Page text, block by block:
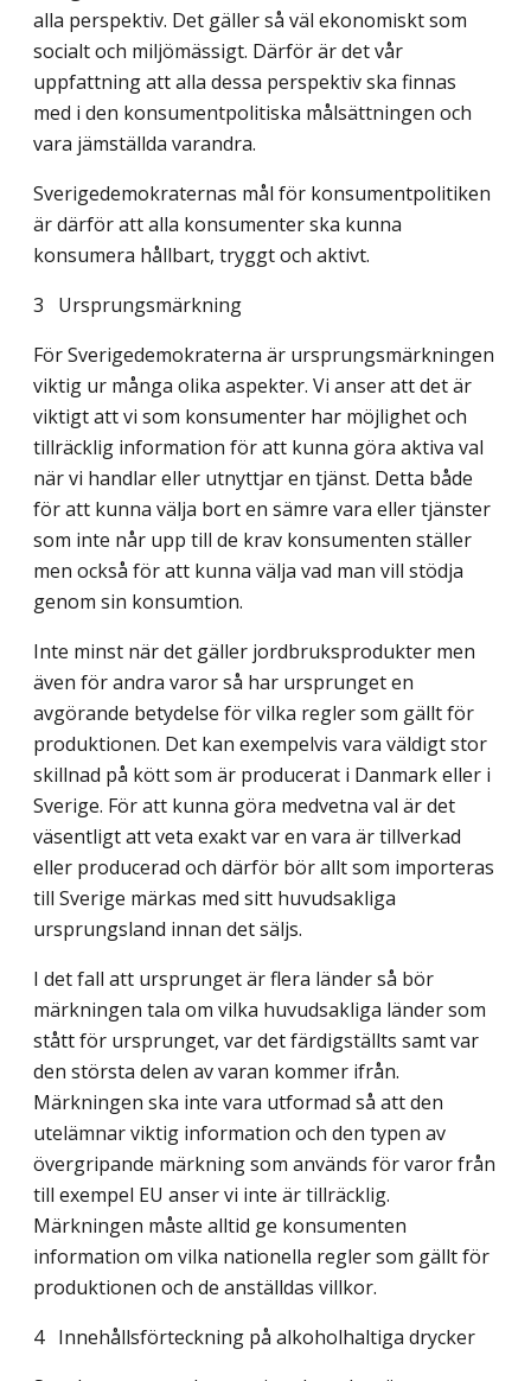
alla perspektiv. Det gäller så väl ekonomiskt som
socialt och miljömässigt. Därför är det vår
uppfattning att alla dessa perspektiv ska finnas
med i den konsumentpolitiska målsättningen och
vara jämställda varandra.
Sverigedemokraternas mål för konsumentpolitiken
är därför att alla konsumenter ska kunna
konsumera hållbart, tryggt och aktivt.
3 Ursprungsmärkning
För Sverigedemokraterna är ursprungsmärkningen
viktig ur många olika aspekter. Vi anser att det är
viktigt att vi som konsumenter har möjlighet och
tillräcklig information för att kunna göra aktiva val
när vi handlar eller utnyttjar en tjänst. Detta både
för att kunna välja bort en sämre vara eller tjänster
som inte når upp till de krav konsumenten ställer
men också för att kunna välja vad man vill stödja
genom sin konsumtion.
Inte minst när det gäller jordbruksprodukter men
även för andra varor så har ursprunget en
avgörande betydelse för vilka regler som gällt för
produktionen. Det kan exempelvis vara väldigt stor
skillnad på kött som är producerat i Danmark eller i
Sverige. För att kunna göra medvetna val är det
väsentligt att veta exakt var en vara är tillverkad
eller producerad och därför bör allt som importeras
till Sverige märkas med sitt huvudsakliga
ursprungsland innan det säljs.
I det fall att ursprunget är flera länder så bör
märkningen tala om vilka huvudsakliga länder som
stått för ursprunget, var det färdigställts samt var
den största delen av varan kommer ifrån.
Märkningen ska inte vara utformad så att den
utelämnar viktig information och den typen av
övergripande märkning som används för varor från
till exempel EU anser vi inte är tillräcklig.
Märkningen måste alltid ge konsumenten
information om vilka nationella regler som gällt för
produktionen och de anställdas villkor.
4 Innehållsförteckning på alkoholhaltiga drycker